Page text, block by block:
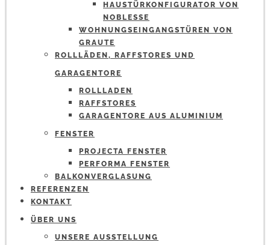
HAUSTÜRKONFIGURATOR VON
NOBLESSE
WOHNUNGSEINGANGSTÜREN VON
GRAUTE
ROLLLÄDEN, RAFFSTORES UND
GARAGENTORE
ROLLLADEN
RAFFSTORES
GARAGENTORE AUS ALUMINIUM
FENSTER
PROJECTA FENSTER
PERFORMA FENSTER
BALKONVERGLASUNG
REFERENZEN
KONTAKT
ÜBER UNS
UNSERE AUSSTELLUNG